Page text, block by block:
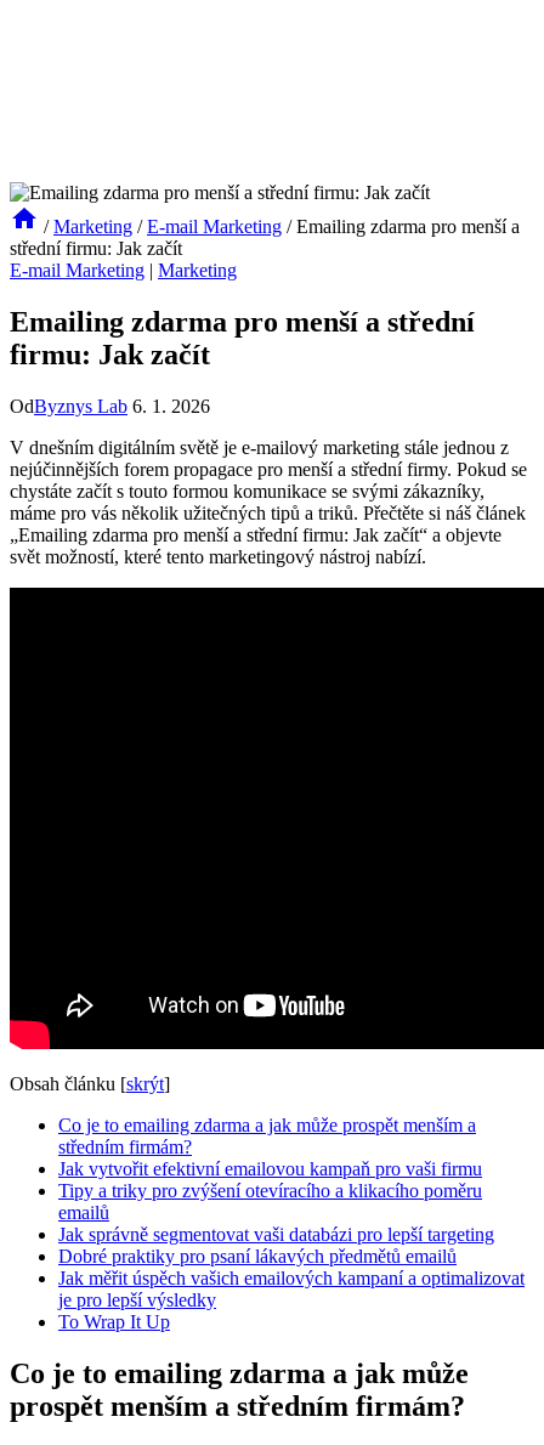
/ Marketing / E-mail Marketing / Emailing zdarma pro menší a
střední firmu: Jak začít
E-mail Marketing | Marketing
Emailing zdarma pro menší a střední
firmu: Jak začít
OdByznys Lab 6. 1. 2026
V dnešním digitálním světě je e-mailový marketing stále jednou z
nejúčinnějších forem propagace pro menší a střední firmy. Pokud se
chystáte začít s touto formou komunikace se svými zákazníky,
máme pro vás několik užitečných tipů a triků. Přečtěte si náš článek
„Emailing zdarma pro menší a střední firmu: Jak začít“ a objevte
svět možností, které tento marketingový nástroj nabízí.
Obsah článku [skrýt]
Co je to emailing zdarma a jak může prospět menším a
středním firmám?
Jak vytvořit efektivní emailovou kampaň pro vaši firmu
Tipy a triky pro zvýšení otevíracího a klikacího poměru
emailů
Jak správně segmentovat vaši databázi pro lepší targeting
Dobré praktiky pro psaní lákavých předmětů emailů
Jak měřit úspěch vašich emailových kampaní a optimalizovat
je pro lepší výsledky
To Wrap It Up
Co je to emailing zdarma a jak může
prospět menším a středním firmám?